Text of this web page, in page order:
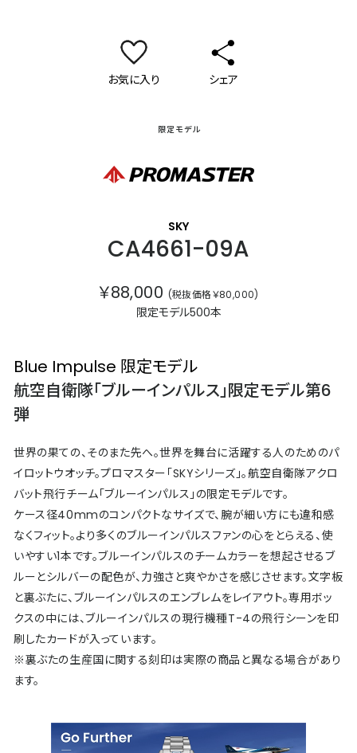
お気に入り シェア
限定モデル
SKY
CA4661-09A
￥88,000 (税抜価格￥80,000)
限定モデル500本
Blue Impulse 限定モデル
航空自衛隊「ブルーインパルス」限定モデル第6
弾
世界の果ての、そのまた先へ。世界を舞台に活躍する人のためのパ
イロットウオッチ。プロマスター「SKYシリーズ」。航空自衛隊アクロ
バット飛行チーム「ブルーインパルス」の限定モデルです。
ケース径40mmのコンパクトなサイズで、腕が細い方にも違和感
なくフィット。より多くのブルーインパルスファンの心をとらえる、使
いやすい1本です。ブルーインパルスのチームカラーを想起させるブ
ルーとシルバーの配色が、力強さと爽やかさを感じさせます。文字板
と裏ぶたに、ブルーインパルスのエンブレムをレイアウト。専用ボッ
クスの中には、ブルーインパルスの現行機種T-4の飛行シーンを印
刷したカードが入っています。
※裏ぶたの生産国に関する刻印は実際の商品と異なる場合があり
ます。